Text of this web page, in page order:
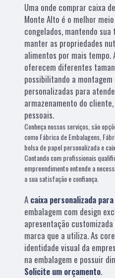
Uma onde comprar caixa
Monte Alto é o melhor
congelados, mantendo
manter as propriedades
alimentos por mais tempo.
oferecem diferentes
possibilitando a montagem
personalizadas para
armazenamento do
pessoais.
Conheça nossos serviços, são
como Fábrica de Embalagens,
bolsa de papel personalizada e
Contando com profissionais
empreendimento entende a
a sua satisfação e confiança.
A caixa personalizada
embalagem com design
apresentação
marca que a utiliza. As
identidade visual da
na embalagem e possuir
Solicite um orçamento.